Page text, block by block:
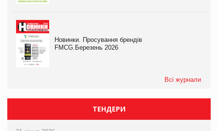
Новинки. Просування брендів
FMCG.Березень 2026
Всі журнали
ТЕНДЕРИ